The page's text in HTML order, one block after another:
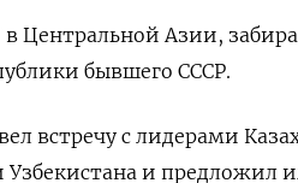
Центральной Азии,
бывшего СССР.
встречу с лидерами
Узбекистана и предложил